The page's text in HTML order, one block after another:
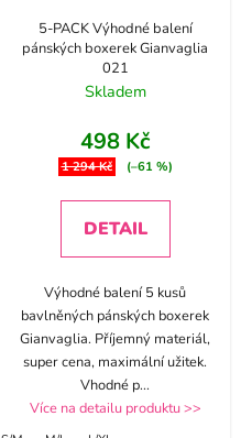
5-PACK Výhodné balení
pánských boxerek Gianvaglia
021
Skladem
498 Kč
1 294 Kč (–61 %)
DETAIL
Výhodné balení 5 kusů
bavlněných pánských boxerek
Gianvaglia. Příjemný materiál,
super cena, maximální užitek.
Vhodné p...
Více na detailu produktu >>